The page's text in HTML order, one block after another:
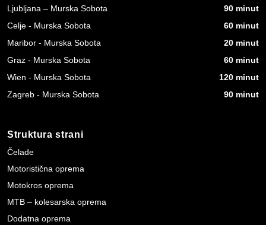
Ljubljana – Murska Sobota
90 minut
Celje - Murska Sobota
60 minut
Maribor - Murska Sobota
20 minut
Graz - Murska Sobota
60 minut
Wien - Murska Sobota
120 minut
Zagreb - Murska Sobota
90 minut
Struktura strani
Čelade
Motoristična oprema
Motokros oprema
MTB – kolesarska oprema
Dodatna oprema